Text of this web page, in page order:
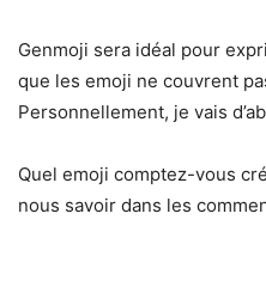
Genmoji sera idéal pour
que les emoji ne couvrent
Personnellement, je vais
Quel emoji comptez-vous
nous savoir dans les